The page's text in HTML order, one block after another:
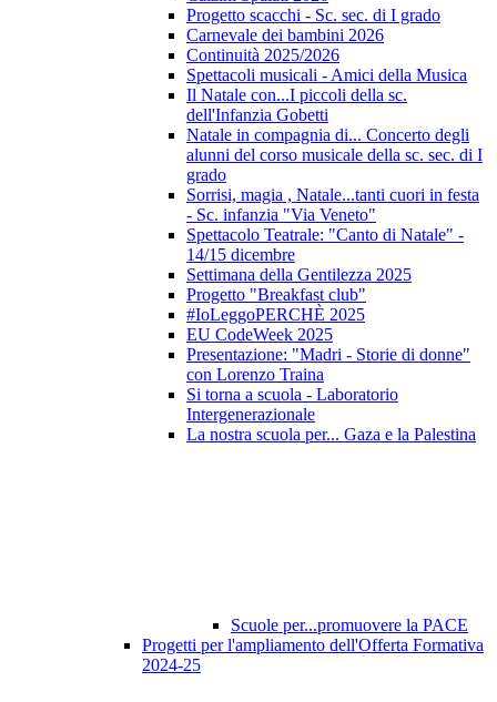
Progetto scacchi - Sc. sec. di I grado
Carnevale dei bambini 2026
Continuità 2025/2026
Spettacoli musicali - Amici della Musica
Il Natale con...I piccoli della sc.
dell'Infanzia Gobetti
Natale in compagnia di... Concerto degli
alunni del corso musicale della sc. sec. di I
grado
Sorrisi, magia , Natale...tanti cuori in festa
- Sc. infanzia "Via Veneto"
Spettacolo Teatrale: "Canto di Natale" -
14/15 dicembre
Settimana della Gentilezza 2025
Progetto "Breakfast club"
#IoLeggoPERCHÈ 2025
EU CodeWeek 2025
Presentazione: "Madri - Storie di donne"
con Lorenzo Traina
Si torna a scuola - Laboratorio
Intergenerazionale
La nostra scuola per... Gaza e la Palestina
Scuole per...promuovere la PACE
Progetti per l'ampliamento dell'Offerta Formativa
2024-25